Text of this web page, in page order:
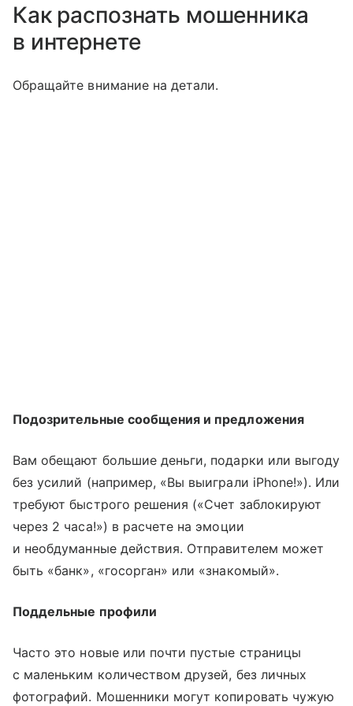
Как распознать мошенника
в интернете
Обращайте внимание на детали.
Подозрительные сообщения и предложения
Вам обещают большие деньги, подарки или выгоду
без усилий (например, «Вы выиграли iPhone!»). Или
требуют быстрого решения («Счет заблокируют
через 2 часа!») в расчете на эмоции
и необдуманные действия. Отправителем может
быть «банк», «госорган» или «знакомый».
Поддельные профили
Часто это новые или почти пустые страницы
с маленьким количеством друзей, без личных
фотографий. Мошенники могут копировать чужую